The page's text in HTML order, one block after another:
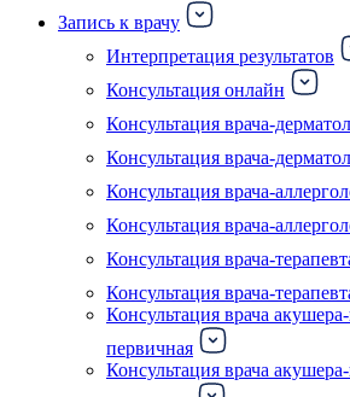
Запись к врачу
Интерпретация результатов
Консультация онлайн
Консультация врача-
Консультация врача-
Консультация врача-
Консультация врача-
Консультация врача-
Консультация врача-
Консультация врача
первичная
Консультация врача